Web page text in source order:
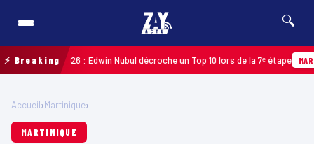
🔍
⚡ Breaking2026 : Edwin Nubul décroche un Top 10 lors de la 7ᵉ étape
Accueil›Martinique›
MARTINIQUE